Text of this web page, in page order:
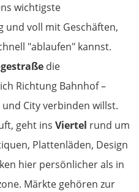
wichtigste
und voll mit Geschäften,
"ablaufen" kannst.
die
Richtung Bahnhof –
City verbinden willst.
geht ins Viertel rund um
Plattenläden, Design
hier persönlicher als in
Märkte gehören zur